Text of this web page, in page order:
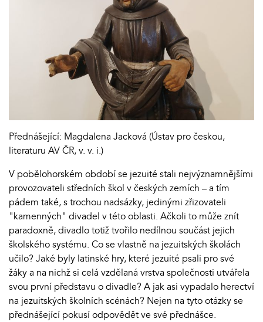
Přednášející: Magdalena Jacková (Ústav pro českou,
literaturu AV ČR, v. v. i.)
V pobělohorském období se jezuité stali nejvýznamnějšími
provozovateli středních škol v českých zemích – a tím
pádem také, s trochou nadsázky, jedinými zřizovateli
"kamenných" divadel v této oblasti. Ačkoli to může znít
paradoxně, divadlo totiž tvořilo nedílnou součást jejich
školského systému. Co se vlastně na jezuitských školách
učilo? Jaké byly latinské hry, které jezuité psali pro své
žáky a na nichž si celá vzdělaná vrstva společnosti utvářela
svou první představu o divadle? A jak asi vypadalo herectví
na jezuitských školních scénách? Nejen na tyto otázky se
přednášející pokusí odpovědět ve své přednášce.